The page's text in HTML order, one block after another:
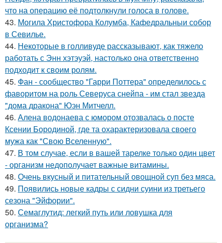
что на операцию её подтолкнули голоса в голове.
43. Могила Христофора Колумба, Кафедральныи собор
в Севилье.
44. Некоторые в голливуде рассказывают, как тяжело
работать с Энн хэтэуэй, настолько она ответственно
подходит к своим ролям.
45. Фан - сообщество "Гарри Поттера" определилось с
фаворитом на роль Северуса снейпа - им стал звезда
"дома дракона" Юэн Митчелл.
46. Алена водонаева с юмором отозвалась о посте
Ксении Бородиной, где та охарактеризовала своего
мужа как "Свою Вселенную".
47. В том случае, если в вашей тарелке только один цвет
- организм недополучает важные витамины.
48. Очень вкусный и питательный овощной суп без мяса.
49. Появились новые кадры с сидни суини из третьего
сезона "Эйфории".
50. Семаглутид: легкий путь или ловушка для
организма?